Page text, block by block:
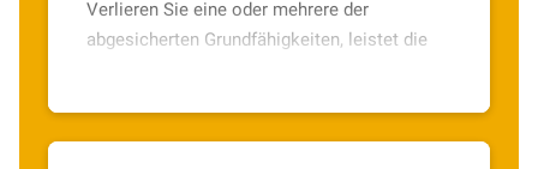
Verlieren Sie eine oder mehrere der
abgesicherten Grundfähigkeiten, leistet die